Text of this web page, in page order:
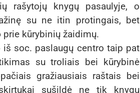
rašytojų knygų pasaulyje, o
su ne itin protingais, bet
kūrybinių žaidimų.
soc. paslaugų centro taip pat
su troliais bei kūrybinė
gražiausiais raštais bei
sušildė ne tik knygų